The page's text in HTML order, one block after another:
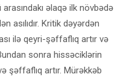
əlaqə ilk növbədə
asılıdır. Kritik dəyərdən
ilə qeyri-şəffaflıq artır və
sonra hissəciklərin
şəffaflıq artır. Mürəkkəb